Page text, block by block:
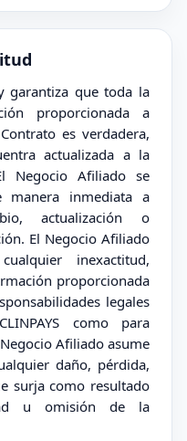
garantiza que toda la
proporcionada a
es verdadera,
actualizada a la
Negocio Afiliado se
manera inmediata a
actualización o
El Negocio Afiliado
inexactitud,
proporcionada
legales
como para
Afiliado asume
daño, pérdida,
surja como resultado
u omisión de la